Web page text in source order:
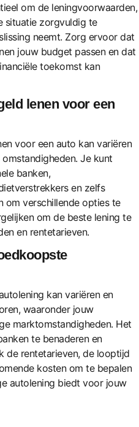
om de leningvoorwaarden,
situatie zorgvuldig te
neemt. Zorg ervoor dat
jouw budget passen en dat
toekomst kan
lenen voor een
voor een auto kan variëren
Je kunt
banken,
en zelfs
om verschillende opties te
om de beste lening te
en rentetarieven.
kan variëren en
waaronder jouw
marktomstandigheden. Het
te benaderen en
de rentetarieven, de looptijd
kosten om te bepalen
autolening biedt voor jouw